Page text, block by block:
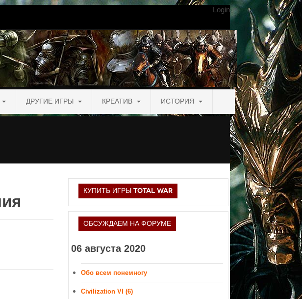
Login
ДРУГИЕ ИГРЫ КРЕАТИВ ИСТОРИЯ
КУПИТЬ ИГРЫ TOTAL WAR
ОБСУЖДАЕМ НА ФОРУМЕ
06 августа 2020
Обо всем понемногу
Civilization VI (6)